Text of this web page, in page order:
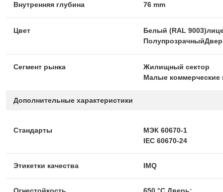
Дополнительные характеристики
Внутренняя глубина 76 mm
Цвет
Белый (RAL
Сегмент рынка
Жилищный сектор
Малые коммерческие
Стандарты
МЭК 60670-1
IEC 60670-24
Этикетки качества IMQ